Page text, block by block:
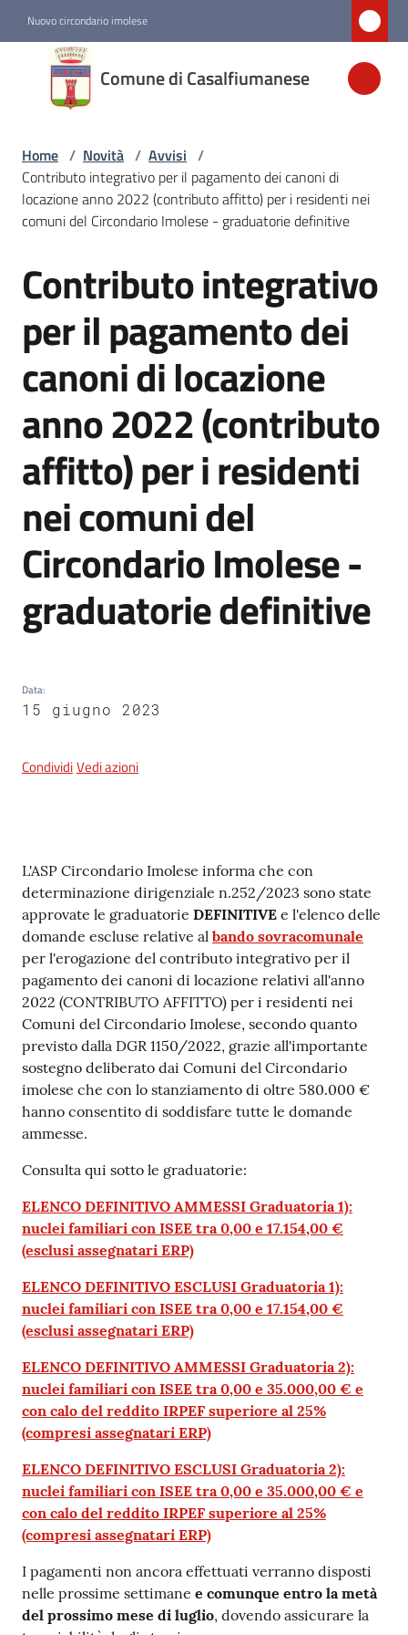
Nuovo circondario imolese
Comune di Casalfiumanese
Comune di
Casalfiumanese
Amministrazione
Novità
Servizi
Vivere
Casalfiumanese
5x1000
Servizi
on-
line
Tutti
gli
Home / Novità / Avvisi /
Contributo integrativo per il pagamento dei canoni di
locazione anno 2022 (contributo affitto) per i residenti nei
comuni del Circondario Imolese - graduatorie definitive
Salta al contenuto
Contributo integrativo
per il pagamento dei
canoni di locazione
anno 2022 (contributo
affitto) per i residenti
nei comuni del
Circondario Imolese -
graduatorie definitive
Data:
15 giugno 2023
CondividiVedi azioni
Contenuto
L'ASP Circondario Imolese informa che con
determinazione dirigenziale n.252/2023 sono state
approvate le graduatorie DEFINITIVE e l'elenco delle
domande escluse relative al bando sovracomunale
per l'erogazione del contributo integrativo per il
pagamento dei canoni di locazione relativi all'anno
2022 (CONTRIBUTO AFFITTO) per i residenti nei
Comuni del Circondario Imolese, secondo quanto
previsto dalla DGR 1150/2022, grazie all'importante
sostegno deliberato dai Comuni del Circondario
imolese che con lo stanziamento di oltre 580.000 €
hanno consentito di soddisfare tutte le domande
ammesse.
Consulta qui sotto le graduatorie:
ELENCO DEFINITIVO AMMESSI Graduatoria 1):
nuclei familiari con ISEE tra 0,00 e 17.154,00 €
(esclusi assegnatari ERP)
ELENCO DEFINITIVO ESCLUSI Graduatoria 1):
nuclei familiari con ISEE tra 0,00 e 17.154,00 €
(esclusi assegnatari ERP)
ELENCO DEFINITIVO AMMESSI Graduatoria 2):
nuclei familiari con ISEE tra 0,00 e 35.000,00 € e
con calo del reddito IRPEF superiore al 25%
(compresi assegnatari ERP)
ELENCO DEFINITIVO ESCLUSI Graduatoria 2):
nuclei familiari con ISEE tra 0,00 e 35.000,00 € e
con calo del reddito IRPEF superiore al 25%
(compresi assegnatari ERP)
I pagamenti non ancora effettuati verranno disposti
nelle prossime settimane e comunque entro la metà
del prossimo mese di luglio, dovendo assicurare la